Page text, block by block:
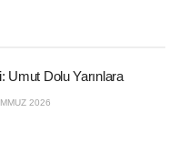
Umut Dolu Yarınlara
2026